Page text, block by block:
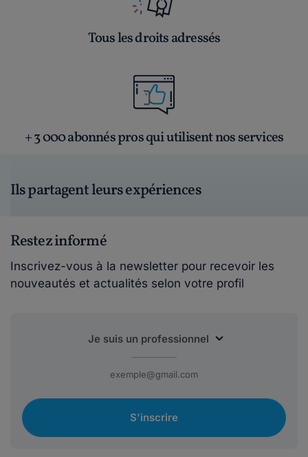
Tous les droits adressés
+ 3 000 abonnés pros qui utilisent nos services
Ils partagent leurs expériences
Restez informé
Inscrivez-vous à la newsletter pour recevoir les
nouveautés et actualités selon votre profil
S'inscrire